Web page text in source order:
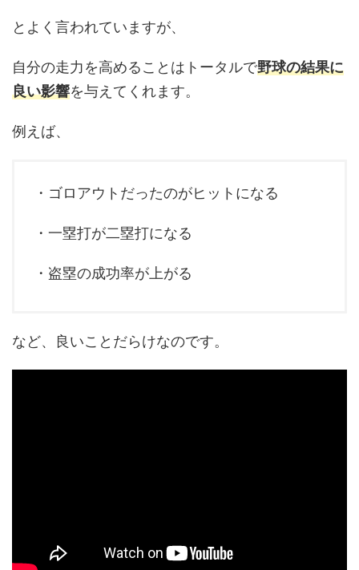
とよく言われていますが、
自分の走力を高めることはトータルで野球の結果に
良い影響を与えてくれます。
例えば、
・ゴロアウトだったのがヒットになる
・一塁打が二塁打になる
・盗塁の成功率が上がる
など、良いことだらけなのです。